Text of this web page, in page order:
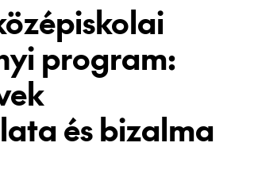
program:
és bizalma